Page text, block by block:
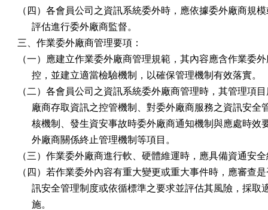
（四）各會員公司之資訊系統委外時，應依據委外廠商規
      評估進行委外廠商監督。
三、作業委外廠商管理要項：
（一）應建立作業委外廠商管理規範，其內容應含作業委
      控，並建立適當檢驗機制，以確保管理機制有效落實。
（二）各會員公司之資訊系統委外廠商管理時，其管理項
廠商存取資訊之控管機制、對委外廠商服務之資訊安全
核機制、發生資安事故時委外廠商通知機制與應處時效
      外廠商關係終止管理機制等項目。
（三）作業委外廠商進行軟、硬體維運時，應具備資通安
（四）若作業委外內容有重大變更或重大事件時，應審查
訊安全管理制度或依循標準之要求並評估其風險，採取
      施。